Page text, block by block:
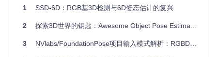
想象一下，未来机器人能够仅看一眼就了解周围环境，精准移
转或移动。iNeRF正是这些场景的技术基础。在增强现实、机
挥巨大潜力，尤其是在需要精确定位但又难以部署复杂传感器
1 SSD-6D：RGB基3D检测与6D姿态估计的复兴
2 探索3D世界的钥匙：Awesome Object Pose Estimation and Reconstruction项目解析
3 NVlabs/FoundationPose项目输入模式解析：RGBD与RGB输入的兼容性探讨